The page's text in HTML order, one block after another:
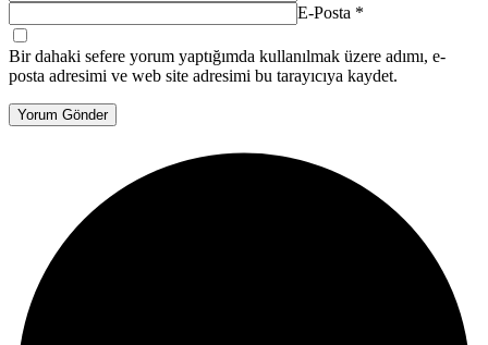
E-Posta *
Bir dahaki sefere yorum yaptığımda kullanılmak üzere adımı, e-
posta adresimi ve web site adresimi bu tarayıcıya kaydet.
Yorum Gönder